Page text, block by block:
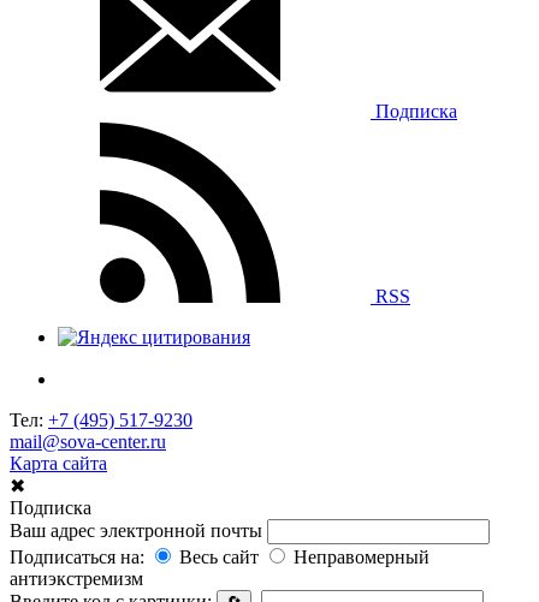
Подписка
RSS
Тел: +7 (495) 517-9230
mail@sova-center.ru
Карта сайта
✖
Подписка
Ваш адрес электронной почты
Подписаться на:
Весь сайт
Неправомерный
антиэкстремизм